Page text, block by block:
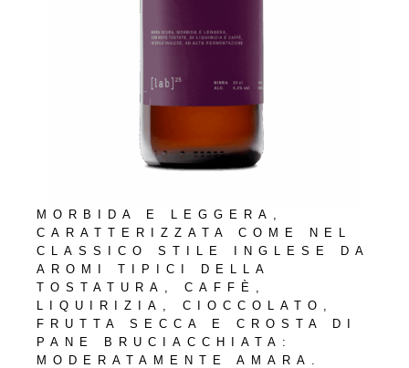
MORBIDA E LEGGERA,
CARATTERIZZATA COME NEL
CLASSICO STILE INGLESE DA
AROMI TIPICI DELLA
TOSTATURA, CAFFÈ,
LIQUIRIZIA, CIOCCOLATO,
FRUTTA SECCA E CROSTA DI
PANE BRUCIACCHIATA:
MODERATAMENTE AMARA.